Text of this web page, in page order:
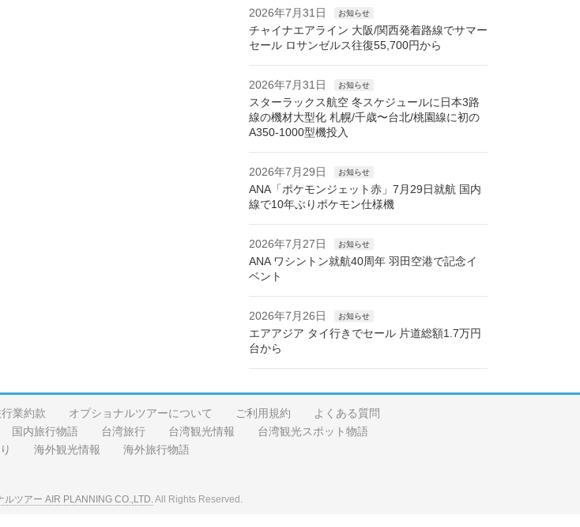
2026年7月31日 お知らせ
チャイナエアライン 大阪/関西発着路線でサマー
セール ロサンゼルス往復55,700円から
2026年7月31日 お知らせ
スターラックス航空 冬スケジュールに日本3路
線の機材大型化 札幌/千歳〜台北/桃園線に初の
A350-1000型機投入
2026年7月29日 お知らせ
ANA「ポケモンジェット赤」7月29日就航 国内
線で10年ぶりポケモン仕様機
2026年7月27日 お知らせ
ANA ワシントン就航40周年 羽田空港で記念イ
ベント
2026年7月26日 お知らせ
エアアジア タイ行きでセール 片道総額1.7万円
台から
業約款 オプショナルツアーについて ご利用規約
よくある質問
国内旅行物語 台湾旅行 台湾観光情報
台湾観光スポット物語
海外観光情報 海外旅行物語
ルツアー AIR PLANNING CO.,LTD.All Rights Reserved.